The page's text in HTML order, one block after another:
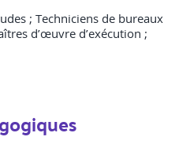
; Techniciens de bureaux
d’œuvre d’exécution ;